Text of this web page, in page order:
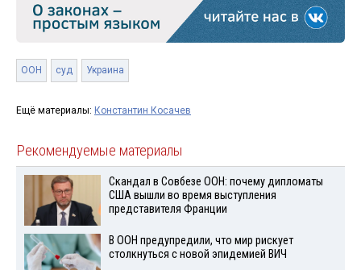
ООН суд Украина
Ещё материалы: Константин Косачев
Рекомендуемые материалы
Скандал в Совбезе ООН: почему дипломаты
США вышли во время выступления
представителя Франции
В ООН предупредили, что мир рискует
столкнуться с новой эпидемией ВИЧ